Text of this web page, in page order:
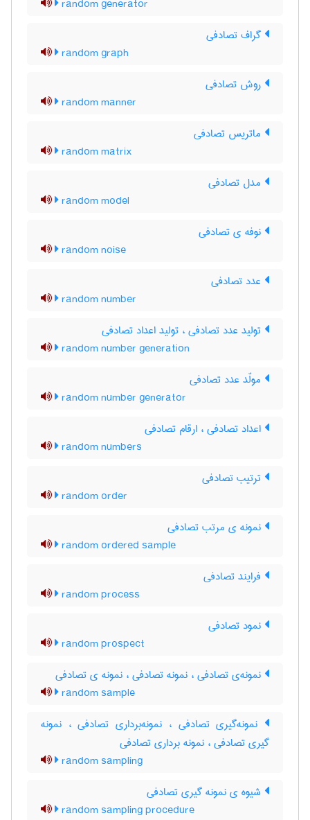
random generator
گراف تصادفی
random graph
روش تصادفی
random manner
ماتریس تصادفی
random matrix
مدل تصادفی
random model
نوفه ی تصادفی
random noise
عدد تصادفی
random number
تولید عدد تصادفی ، تولید اعداد تصادفی
random number generation
مولّد عدد تصادفی
random number generator
اعداد تصادفی ، ارقام تصادفی
random numbers
ترتیب تصادفی
random order
نمونه ی مرتب تصادفی
random ordered sample
فرایند تصادفی
random process
نمود تصادفی
random prospect
نمونه‌ی تصادفی ، نمونه تصادفی ، نمونه ی تصادفی
random sample
نمونه‌گیری تصادفی ، نمونه‌برداری تصادفی ، نمونه
گیری تصادفی ، نمونه برداری تصادفی
random sampling
شیوه ی نمونه گیری تصادفی
random sampling procedure